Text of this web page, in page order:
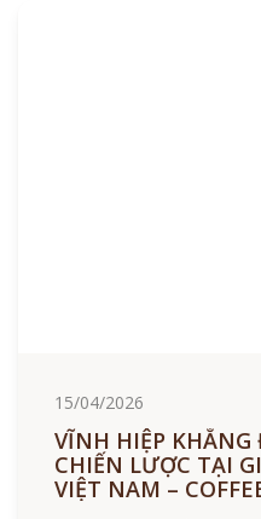
15/04/2026
VĨNH HIỆP
CHIẾN LƯỢC TẠI
VIỆT NAM –